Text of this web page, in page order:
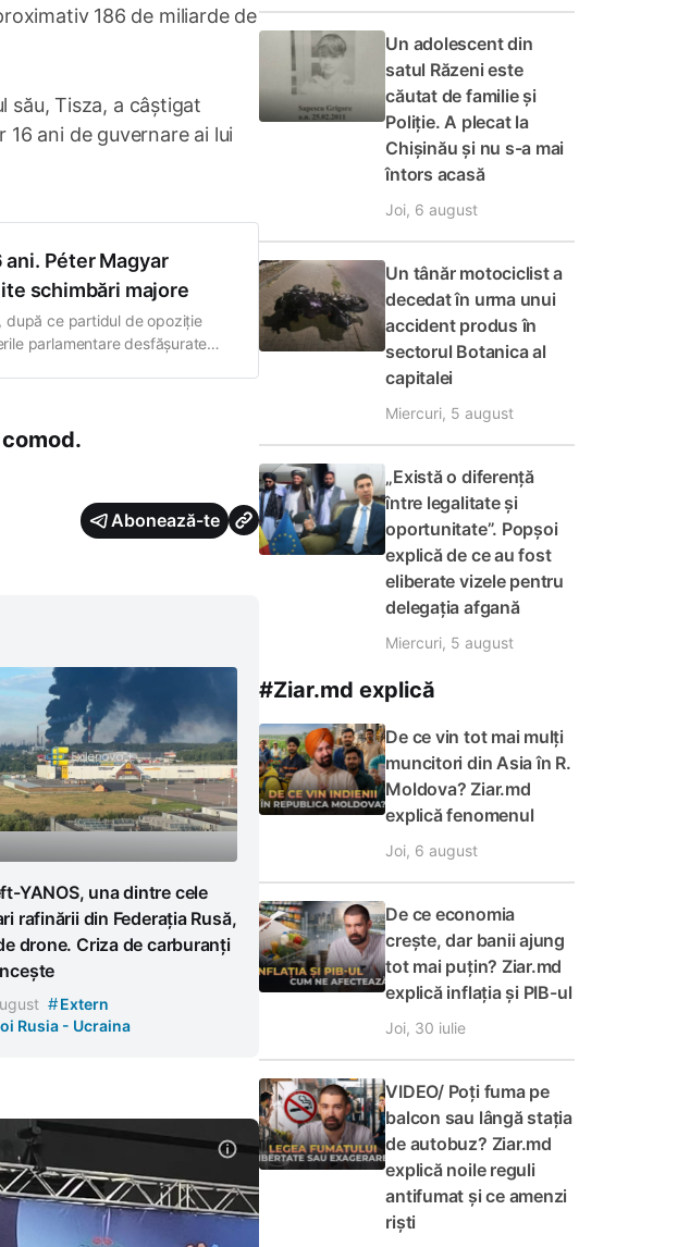
186 de miliarde de
său, Tisza, a câștigat
16 ani de guvernare ai lui
Péter Magyar
schimbări majore
după ce partidul de opoziție
parlamentare desfășurate
Abonează-te
YANOS, una dintre cele
rafinării din Federația Rusă,
drone. Criza de carburanți
#Extern
Rusia - Ucraina
Un adolescent din
satul Răzeni este
căutat de familie și
Poliție. A plecat la
Chișinău și nu s-a mai
întors acasă
Joi, 6 august
Un tânăr motociclist a
decedat în urma unui
accident produs în
sectorul Botanica al
capitalei
Miercuri, 5 august
„Există o diferență
între legalitate și
oportunitate”. Popșoi
explică de ce au fost
eliberate vizele pentru
delegația afgană
Miercuri, 5 august
#Ziar.md explică
De ce vin tot mai mulți
muncitori din Asia în R.
Moldova? Ziar.md
explică fenomenul
Joi, 6 august
De ce economia
crește, dar banii ajung
tot mai puțin? Ziar.md
explică inflația și PIB-ul
Joi, 30 iulie
VIDEO/ Poți fuma pe
balcon sau lângă stația
de autobuz? Ziar.md
explică noile reguli
antifumat și ce amenzi
riști